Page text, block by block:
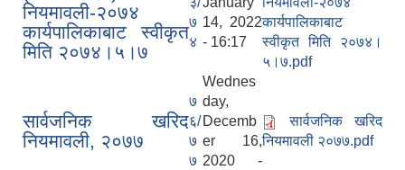
नियमावली-२०७४
कार्यपालिकाबाट स्वीकृत
मिति २०७४।५।७
७
४
14, 2022
- 16:17
कार्यपालिकाबाट
स्वीकृत मिति २०७४।
५।७.pdf
सार्वजनिक खरिद
नियमावली, २०७७
७
६/
७
७
Wednes
day,
Decemb
er 16,
2020 -
सार्वजनिक खरिद
नियमावली २०७७.pdf